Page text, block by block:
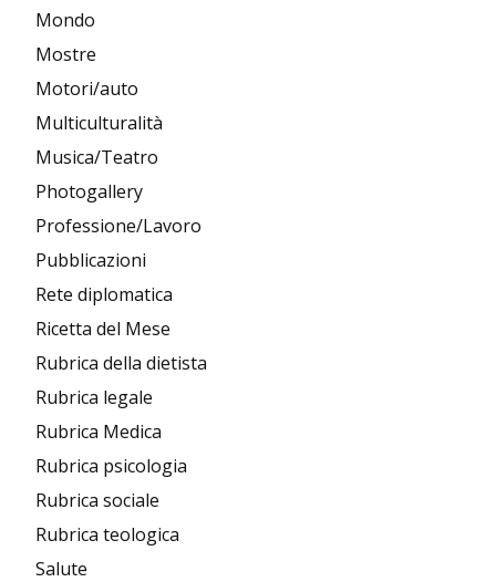
Mondo
Mostre
Motori/auto
Multiculturalità
Musica/Teatro
Photogallery
Professione/Lavoro
Pubblicazioni
Rete diplomatica
Ricetta del Mese
Rubrica della dietista
Rubrica legale
Rubrica Medica
Rubrica psicologia
Rubrica sociale
Rubrica teologica
Salute